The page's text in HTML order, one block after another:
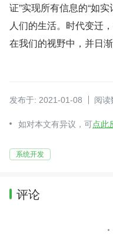
证”实现所有信息的“如
人们的生活。时代变迁
在我们的视野中，并日
发布于: 2021-01-08 阅读
如对本文有异议，可点此
系统开发
评论